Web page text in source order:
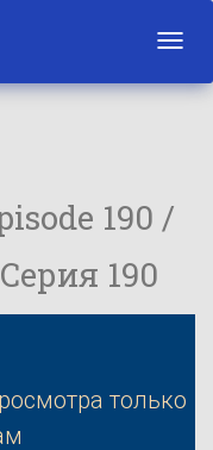
190 /
190
только